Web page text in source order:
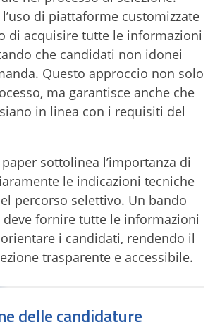
di piattaforme customizzate
di acquisire tutte le informazioni
che candidati non idonei
Questo approccio non solo
ma garantisce anche che
in linea con i requisiti del
sottolinea l’importanza di
le indicazioni tecniche
percorso selettivo. Un bando
fornire tutte le informazioni
i candidati, rendendo il
trasparente e accessibile.
delle candidature